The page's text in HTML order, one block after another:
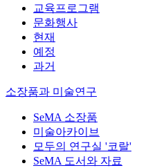
교육프로그램
문화행사
현재
예정
과거
소장품과 미술연구
SeMA 소장품
미술아카이브
모두의 연구실 '코랄'
SeMA 도서와 자료